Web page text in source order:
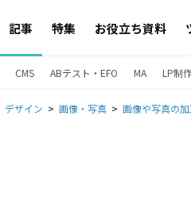
記事 特集 お役立ち資料
CMS ABテスト・EFO MA LP制
デザイン 画像・写真 画像や写真の